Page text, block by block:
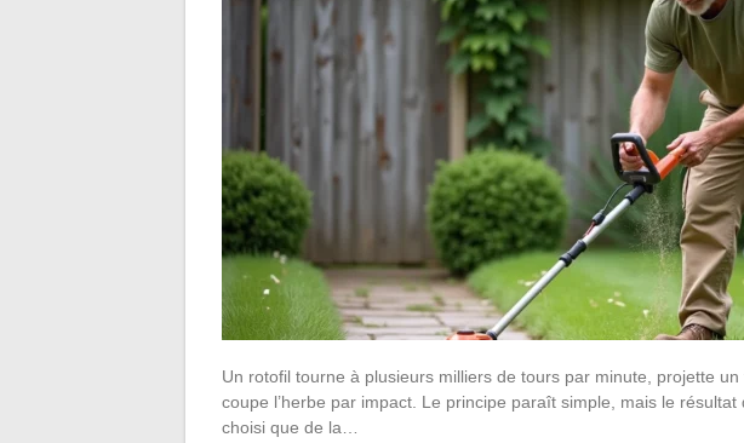
Un rotofil tourne à plusieurs milliers de tours par minute, projette
coupe l’herbe par impact. Le principe paraît simple, mais le
choisi que de la…